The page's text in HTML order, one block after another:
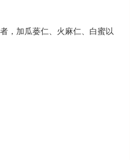
，加瓜蒌仁、火麻仁、白蜜以